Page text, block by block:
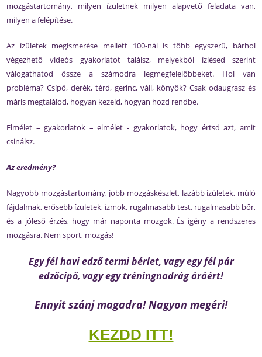
mozgástartomány, milyen ízületnek milyen alapvető feladata van,
milyen a felépítése.
Az ízületek megismerése mellett 100-nál is több egyszerű, bárhol
végezhető videós gyakorlatot találsz, melyekből ízlésed szerint
válogathatod össze a számodra legmegfelelőbbeket. Hol van
probléma? Csípő, derék, térd, gerinc, váll, könyök? Csak odaugrasz és
máris megtalálod, hogyan kezeld, hogyan hozd rendbe.
Elmélet – gyakorlatok – elmélet - gyakorlatok, hogy értsd azt, amit
csinálsz.
Az eredmény?
Nagyobb mozgástartomány, jobb mozgáskészlet, lazább ízületek, múló
fájdalmak, erősebb ízületek, izmok, rugalmasabb test, rugalmasabb bőr,
és a jóleső érzés, hogy már naponta mozgok. És igény a rendszeres
mozgásra. Nem sport, mozgás!
Egy fél havi edző termi bérlet, vagy egy fél pár
edzőcipő, vagy egy tréningnadrág áráért!
Ennyit szánj magadra! Nagyon megéri!
KEZDD ITT!